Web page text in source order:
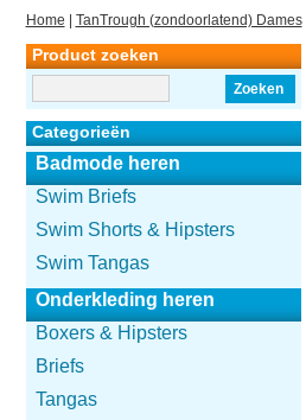
Home TanTrough (zondoorlatend) Dames|
Product zoeken
Zoeken
Categorieën
Badmode heren
Swim Briefs
Swim Shorts & Hipsters
Swim Tangas
Onderkleding heren
Boxers & Hipsters
Briefs
Tangas